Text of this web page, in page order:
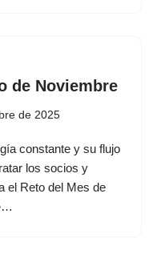
de Noviembre
de 2025
constante y su flujo
los socios y
el Reto del Mes de